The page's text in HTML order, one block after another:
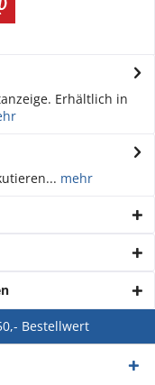
Erhältlich in
mehr
Bestellwert